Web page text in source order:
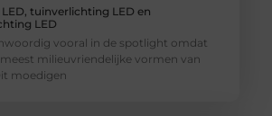
tuinverlichting LED en
LED
vooral in de spotlight omdat
milieuvriendelijke vormen van
moedigen